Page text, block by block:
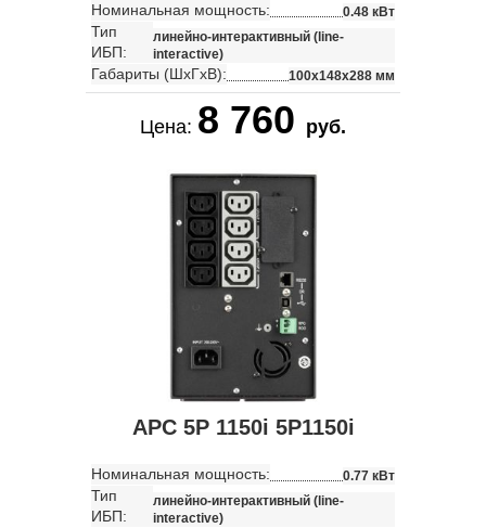
Номинальная мощность: 0.48 кВт
Тип
ИБП:
линейно-интерактивный (line-
interactive)
Габариты (ШхГхВ): 100x148x288 мм
Цена: 8 760 руб.
APC 5P 1150i 5P1150i
Номинальная мощность: 0.77 кВт
Тип
ИБП:
линейно-интерактивный (line-
interactive)